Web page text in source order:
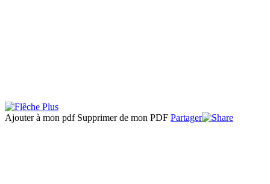
Ajouter à mon pdf Supprimer de mon PDF Partager